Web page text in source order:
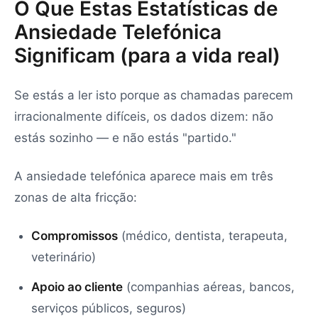
O Que Estas Estatísticas de
Ansiedade Telefónica
Significam (para a vida real)
Se estás a ler isto porque as chamadas parecem
irracionalmente difíceis, os dados dizem: não
estás sozinho — e não estás "partido."
A ansiedade telefónica aparece mais em três
zonas de alta fricção:
Compromissos (médico, dentista, terapeuta,
veterinário)
Apoio ao cliente (companhias aéreas, bancos,
serviços públicos, seguros)